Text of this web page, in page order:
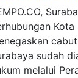
sudah
melalui